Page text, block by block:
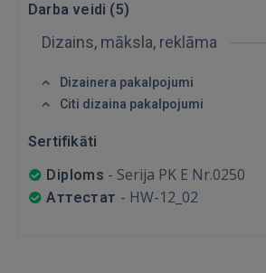
Aizmirsāt paroli?
Darba veidi (5)
Dizains, māksla, reklāma
Dizainera pakalpojumi
Citi dizaina pakalpojumi
Sertifikāti
Diploms - Serija PK E Nr.0250
Аттестат - НW-12_02